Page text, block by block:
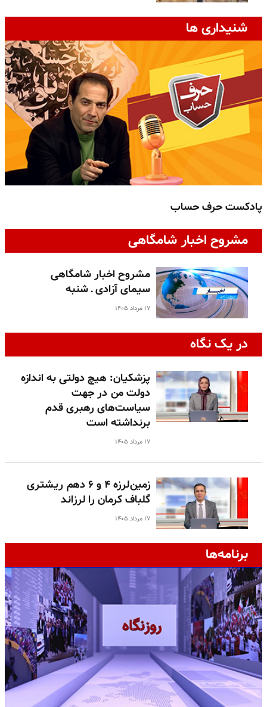
شنیداری ها
پادکست حرف حساب
مشروح اخبار شامگاهی
مشروح اخبار شامگاهی
سیمای آزادی ـ شنبه
۱۷ مرداد ۱۴۰۵
در یک نگاه
پزشکیان: هیچ دولتی به اندازه
دولت من در جهت
سیاست‌های رهبری قدم
برنداشته است
۱۷ مرداد ۱۴۰۵
زمین‌لرزه ۴ و ۶ دهم ریشتری
گلباف کرمان را لرزاند
۱۷ مرداد ۱۴۰۵
برنامه‌ها